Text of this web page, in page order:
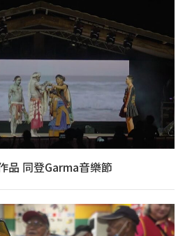
品 同登Garma音樂節